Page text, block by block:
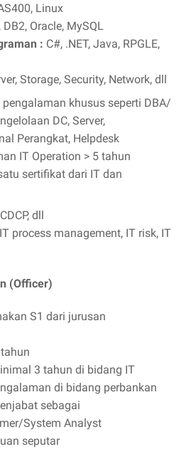
Linux
DB2, Oracle, MySQL
: C#, .NET, Java, RPGLE,
Storage, Security, Network, dll
khusus seperti DBA/
DC, Server,
Perangkat, Helpdesk
IT Operation > 5 tahun
sertifikat dari IT dan
dll
IT process management, IT risk, IT
(Officer)
S1 dari jurusan
3 tahun di bidang IT
di bidang perbankan
sebagai
System Analyst
seputar